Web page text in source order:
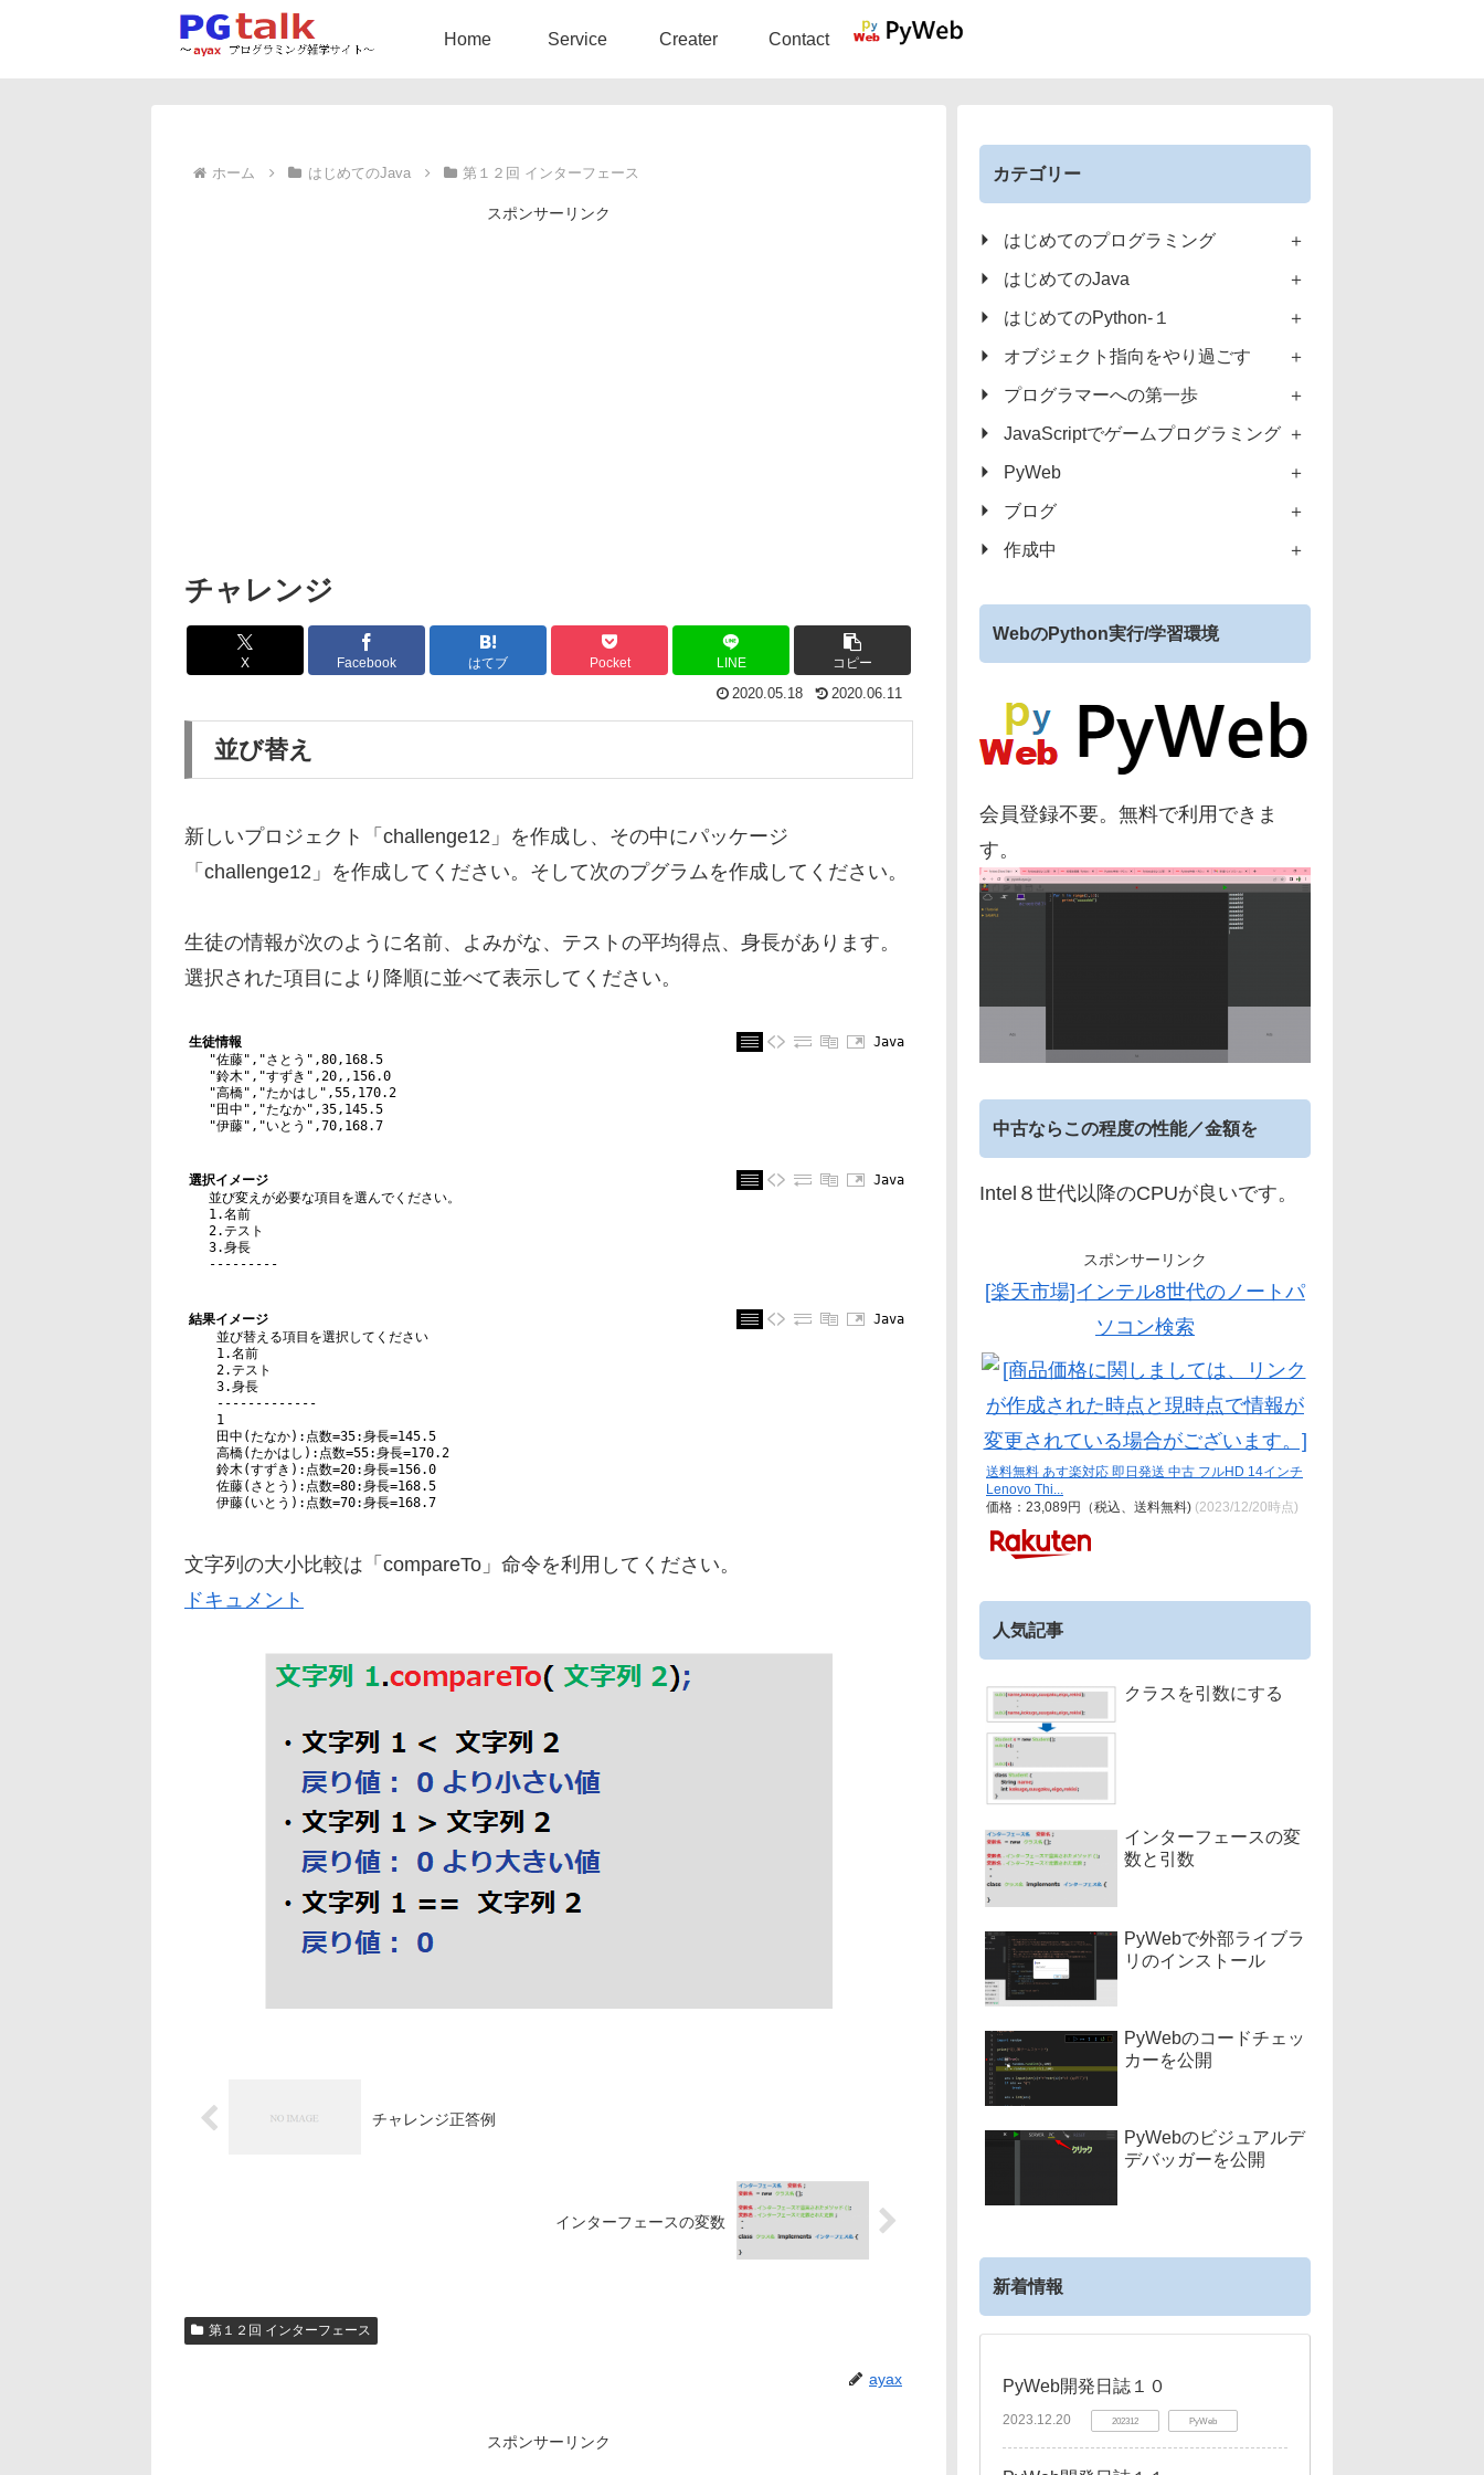
Home Service Creater Contact
ホーム はじめてのJava 第１２回 インターフェース
スポンサーリンク
チャレンジ
X Facebook はてブ Pocket LINE コピー
2020.05.18 2020.06.11
並び替え
新しいプロジェクト「challenge12」を作成し、その中にパッケージ
「challenge12」を作成してください。そして次のプグラムを作成してください。
生徒の情報が次のように名前、よみがな、テストの平均得点、身長があります。
選択された項目により降順に並べて表示してください。
生徒情報
Java
"佐藤" , "さとう" ,80 , 168.5
"鈴木" , "すずき" , 20 , , 156.0
"高橋" , "たかはし" ,55 , 170.2
"田中" , "たなか" ,35 , 145.5
"伊藤" , "いとう" ,70 , 168.7
選択イメージ
Java
並び変えが必要な項目を選んでください。
1.名前
2.テスト
3.身長
---------
結果イメージ
Java
並び替える項目を選択してください
1.名前
2.テスト
3.身長
-------------
1
田中 (たなか) : 点数=35:身長=145.5
高橋(たかはし ) : 点数=55:身長=170.2
鈴木 (すずき ) : 点数=20:身長=156.0
佐藤( さとう ) : 点数=80:身長=168.5
伊藤( いとう ) : 点数=70:身長=168.7
文字列の大小比較は「compareTo」命令を利用してください。
ドキュメント
チャレンジ正答例
インターフェースの変数
第１２回 インターフェース
ayax
スポンサーリンク
カテゴリー
はじめてのプログラミング
はじめてのJava
はじめてのPython-１
オブジェクト指向をやり過ごす
プログラマーへの第一歩
JavaScriptでゲームプログラミング
PyWeb
ブログ
作成中
WebのPython実行/学習環境
会員登録不要。無料で利用できま
す。
中古ならこの程度の性能／金額を
Intel８世代以降のCPUが良いです。
スポンサーリンク
[楽天市場]インテル8世代のノートパ
ソコン検索
送料無料 あす楽対応 即日発送 中古 フルHD 14インチ
Lenovo Thi...
価格：23,089円（税込、送料無料) (2023/12/20時点)
人気記事
クラスを引数にする
インターフェースの変
数と引数
PyWebで外部ライブラ
リのインストール
PyWebのコードチェッ
カーを公開
PyWebのビジュアルデ
デバッガーを公開
新着情報
PyWeb開発日誌１０
2023.12.20 202312 PyWeb